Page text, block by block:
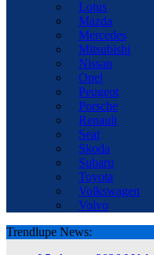
Lotus
Mazda
Mercedes
Mitsubishi
Nissan
Opel
Peugeot
Porsche
Renault
Seat
Skoda
Subaru
Toyota
Volkswagen
Volvo
Trendlupe News: